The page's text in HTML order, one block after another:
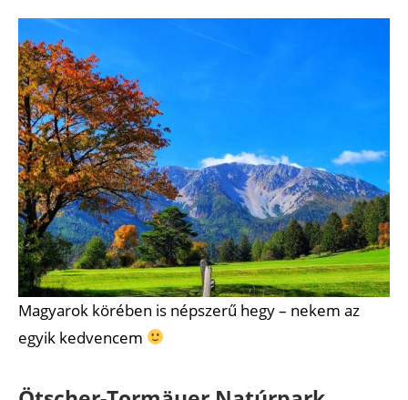
Magyarok körében is népszerű hegy – nekem az
egyik kedvencem